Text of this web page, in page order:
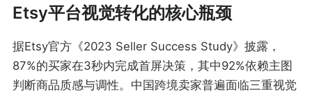
Etsy平台视觉转化的核心瓶颈
据Etsy官方《2023 Seller Success Study》披露，
87%的买家在3秒内完成首屏决策，其中92%依赖主图
判断商品质感与调性。中国跨境卖家普遍面临三重视觉